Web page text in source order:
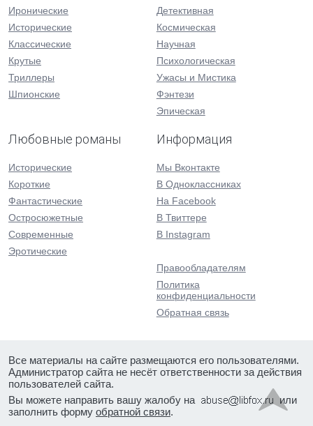
Иронические
Исторические
Классические
Крутые
Триллеры
Шпионские
Детективная
Космическая
Научная
Психологическая
Ужасы и Мистика
Фэнтези
Эпическая
Любовные романы
Исторические
Короткие
Фантастические
Остросюжетные
Современные
Эротические
Информация
Мы Вконтакте
В Одноклассниках
На Facebook
В Твиттере
В Instagram
Правообладателям
Политика
конфиденциальности
Обратная связь
Все материалы на сайте размещаются его пользователями.
Администратор сайта не несёт ответственности за действия
пользователей сайта.
Вы можете направить вашу жалобу на
или
заполнить форму обратной связи.